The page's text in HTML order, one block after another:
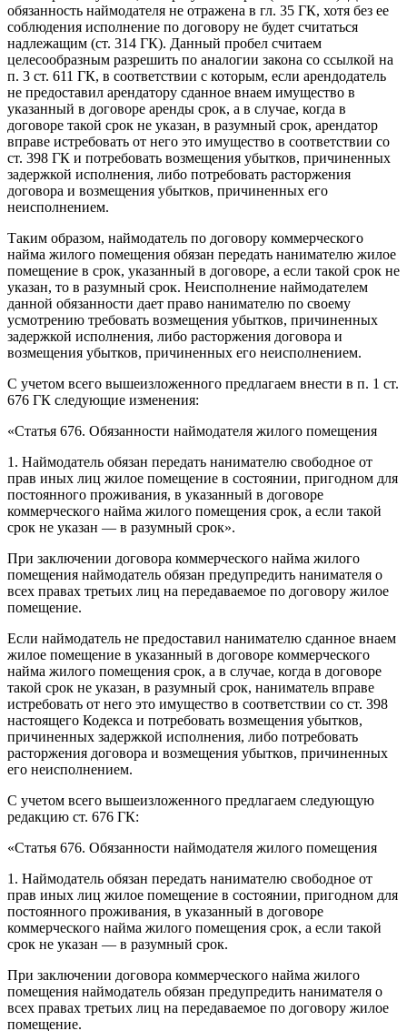
обязанность наймодателя не отражена в гл. 35 ГК, хотя без ее
соблюдения исполнение по договору не будет считаться
надлежащим (ст. 314 ГК). Данный пробел считаем
целесообразным разрешить по аналогии закона со ссылкой на
п. 3 ст. 611 ГК, в соответствии с которым, если арендодатель
не предоставил арендатору сданное внаем имущество в
указанный в договоре аренды срок, а в случае, когда в
договоре такой срок не указан, в разумный срок, арендатор
вправе истребовать от него это имущество в соответствии со
ст. 398 ГК и потребовать возмещения убытков, причиненных
задержкой исполнения, либо потребовать расторжения
договора и возмещения убытков, причиненных его
неисполнением.
Таким образом, наймодатель по договору коммерческого
найма жилого помещения обязан передать нанимателю жилое
помещение в срок, указанный в договоре, а если такой срок не
указан, то в разумный срок. Неисполнение наймодателем
данной обязанности дает право нанимателю по своему
усмотрению требовать возмещения убытков, причиненных
задержкой исполнения, либо расторжения договора и
возмещения убытков, причиненных его неисполнением.
С учетом всего вышеизложенного предлагаем внести в п. 1 ст.
676 ГК следующие изменения:
«Статья 676. Обязанности наймодателя жилого помещения
1. Наймодатель обязан передать нанимателю свободное от
прав иных лиц жилое помещение в состоянии, пригодном для
постоянного проживания, в указанный в договоре
коммерческого найма жилого помещения срок, а если такой
срок не указан — в разумный срок».
При заключении договора коммерческого найма жилого
помещения наймодатель обязан предупредить нанимателя о
всех правах третьих лиц на передаваемое по договору жилое
помещение.
Если наймодатель не предоставил нанимателю сданное внаем
жилое помещение в указанный в договоре коммерческого
найма жилого помещения срок, а в случае, когда в договоре
такой срок не указан, в разумный срок, наниматель вправе
истребовать от него это имущество в соответствии со ст. 398
настоящего Кодекса и потребовать возмещения убытков,
причиненных задержкой исполнения, либо потребовать
расторжения договора и возмещения убытков, причиненных
его неисполнением.
С учетом всего вышеизложенного предлагаем следующую
редакцию ст. 676 ГК:
«Статья 676. Обязанности наймодателя жилого помещения
1. Наймодатель обязан передать нанимателю свободное от
прав иных лиц жилое помещение в состоянии, пригодном для
постоянного проживания, в указанный в договоре
коммерческого найма жилого помещения срок, а если такой
срок не указан — в разумный срок.
При заключении договора коммерческого найма жилого
помещения наймодатель обязан предупредить нанимателя о
всех правах третьих лиц на передаваемое по договору жилое
помещение.